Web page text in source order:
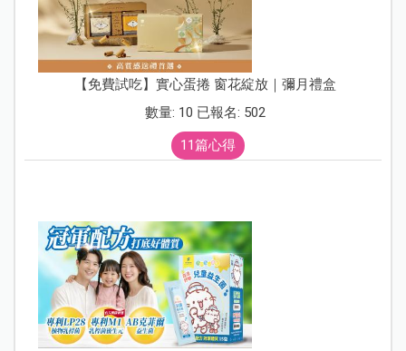
【免費試吃】實心蛋捲 窗花綻放｜彌月禮盒
數量: 10 已報名: 502
11篇心得